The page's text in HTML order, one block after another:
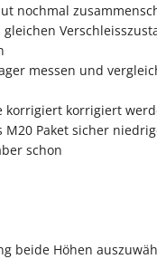
nochmal
messen und
korrigiert korrigiert
Paket sicher
schon
beide Höhen